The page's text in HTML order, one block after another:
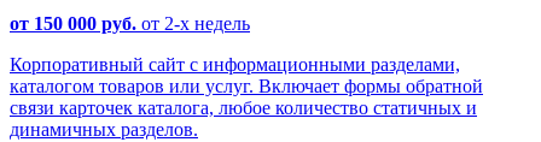
от 150 000 руб. от 2-х недель
Корпоративный сайт с информационными разделами,
каталогом товаров или услуг. Включает формы обратной
связи карточек каталога, любое количество статичных и
динамичных разделов.